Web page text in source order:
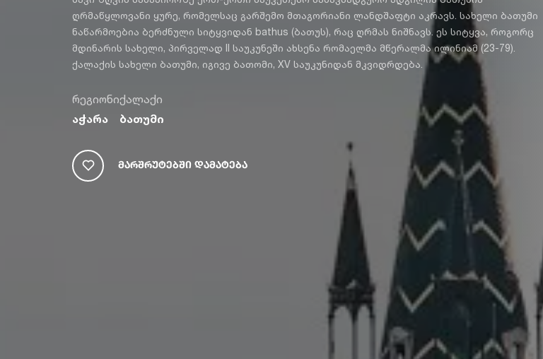
ღრმაწყლოვანი ყურე, რომელსაც გარშემო მთაგორიანი ლანდშაფტი აკრავს. სახელი ბათუმი
ნაწარმოებია ბერძნული სიტყვიდან bathus (ბათუს), რაც ღრმას ნიშნავს. ეს სიტყვა, როგორც
მდინარის სახელი, პირველად II საუკუნეში ახსენა რომაელმა მწერალმა ილინიამ (23-79).
ქალაქის სახელი ბათუმი, იგივე ბათომი, XV საუკუნიდან მკვიდრდება.
რეგიონი
აჭარა
ქალაქი
ბათუმი
Მარშრუტებში Დამატება